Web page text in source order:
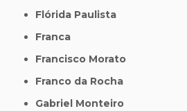
Flórida Paulista
Franca
Francisco Morato
Franco da Rocha
Gabriel Monteiro